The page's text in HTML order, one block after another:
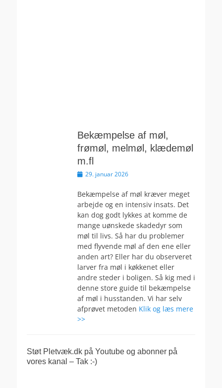
Bekæmpelse af møl,
frømøl, melmøl, klædemøl
m.fl
Udgivet
29. januar 2026
Bekæmpelse af møl kræver meget
arbejde og en intensiv insats. Det
kan dog godt lykkes at komme de
mange uønskede skadedyr som
møl til livs. Så har du problemer
med flyvende møl af den ene eller
anden art? Eller har du observeret
larver fra møl i køkkenet eller
andre steder i boligen. Så kig med i
denne store guide til bekæmpelse
af møl i husstanden. Vi har selv
afprøvet metoden Klik og læs mere
>>
Støt Pletvæk.dk på Youtube og abonner på
vores kanal – Tak :-)